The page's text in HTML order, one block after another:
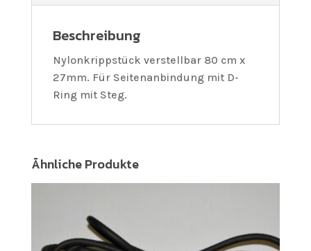
Beschreibung
Nylonkrippstück verstellbar 80 cm x
27mm. Für Seitenanbindung mit D-
Ring mit Steg.
Ähnliche Produkte